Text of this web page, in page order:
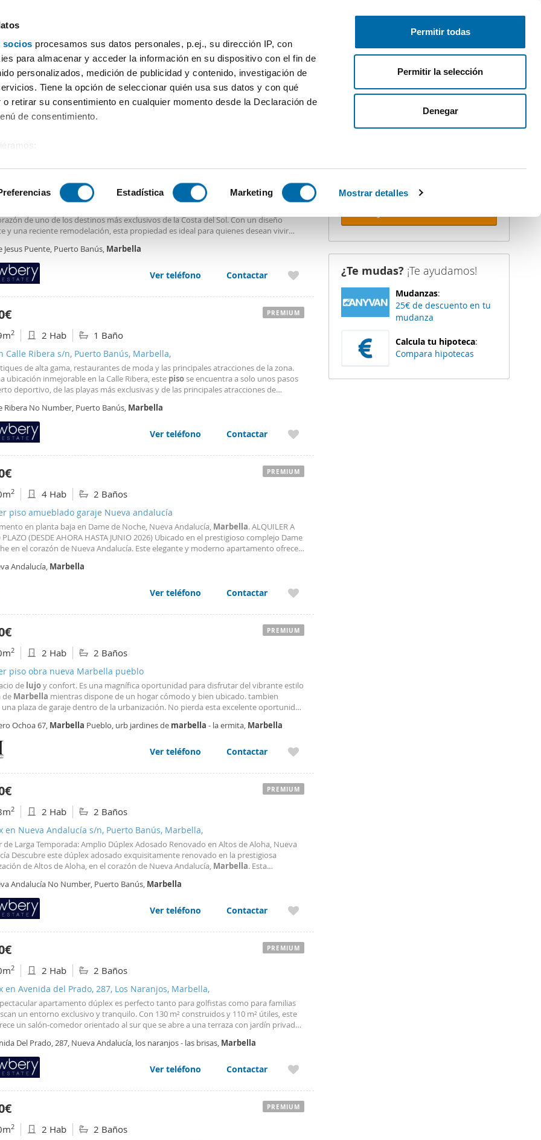
socios procesamos sus datos personales, p.ej., su dirección IP, con
para almacenar y acceder la información en su dispositivo con el fin de
personalizados, medición de publicidad y contenido, investigación de
Tiene la opción de seleccionar quién usa sus datos y con qué
retirar su consentimiento en cualquier momento desde la Declaración de
de consentimiento.
analizándolo activamente para buscar características específicas (huellas
cómo se procesan sus datos personales y establezca sus
de datos. Puede cambiar o retirar su consentimiento en cualquier momento
se usan para personalizar el contenido y los anuncios, ofrecer funciones
el tráfico. Además, compartimos información sobre el uso que haga del
de redes sociales, publicidad y análisis web, quienes pueden
que les haya proporcionado o que hayan recopilado a partir del uso
Estadística Marketing Mostrar detalles
Permitir todas
Permitir la selección
Denegar
Publica gratis Inicia sesión
Habitaciones Más filtros - 2
lujo Marbella
Calle Jesus Puente, Puerto Banús, Marbella,
de uno de los destinos más exclusivos de la Costa del Sol. Con un diseño
y una reciente remodelación, esta propiedad es ideal para quienes desean vivir
en tres dormitorios
Jesus Puente, Puerto Banús, Marbella
Ver teléfono Contactar
2 2 Hab 1 Baño
Calle Ribera s/n, Puerto Banús, Marbella,
de alta gama, restaurantes de moda y las principales atracciones de la zona.
ubicación inmejorable en la Calle Ribera, este pisose encuentra a solo unos pasos
deportivo, de las playas más exclusivas y de las principales atracciones de
lujo. El precio de alquiler es de 2.000 € al mes.
Ribera No Number, Puerto Banús, Marbella
Ver teléfono Contactar
PREMIUM
2 4 Hab 2 Baños
piso amueblado garaje Nueva andalucía
en planta baja en Dame de Noche, Nueva Andalucía, Marbella. ALQUILER A
PLAZO (DESDE AHORA HASTA JUNIO 2026) Ubicado en el prestigioso complejo Dame
en el corazón de Nueva Andalucía. Este elegante y moderno apartamento ofrece
Principales Dormitorios: 4 amplios dormitorios
Andalucía, Marbella
Ver teléfono Contactar
PREMIUM
2 2 Hab 2 Baños
piso obra nueva Marbella pueblo
de lujoy confort. Es una magnífica oportunidad para disfrutar del vibrante estilo
de Marbella mientras dispone de un hogar cómodo y bien ubicado. tambien
una plaza de garaje dentro de la urbanización. No pierda esta excelente oportunidad
DE SOLVENCIA.
Ochoa 67, Marbella Pueblo, urb jardines de marbella - la ermita, Marbella
Ver teléfono Contactar
PREMIUM
2 2 Hab 2 Baños
en Nueva Andalucía s/n, Puerto Banús, Marbella,
de Larga Temporada: Amplio Dúplex Adosado Renovado en Altos de Aloha, Nueva
Descubre este dúplex adosado exquisitamente renovado en la prestigiosa
de Altos de Aloha, en el corazón de Nueva Andalucía, Marbella. Esta
y exclusiva en una comunidad cerrada altamente demandada
Andalucía No Number, Puerto Banús, Marbella
Ver teléfono Contactar
PREMIUM
2 2 Hab 2 Baños
en Avenida del Prado, 287, Los Naranjos, Marbella,
apartamento dúplex es perfecto tanto para golfistas como para familias
un entorno exclusivo y tranquilo. Con 130 m² construidos y 110 m² útiles, este
un salón-comedor orientado al sur que se abre a una terraza con jardín privado,
mesa de desayuno
Del Prado, 287, Nueva Andalucía, los naranjos - las brisas, Marbella
Ver teléfono Contactar
PREMIUM
2 2 Hab 2 Baños
PREMIUM
No dejes que te adelanten. Recibe en
¿Te mudas? ¡Te ayudamos!
Mudanzas:
25€ de descuento en tu
mudanza
Calcula tu hipoteca:
Compara hipotecas